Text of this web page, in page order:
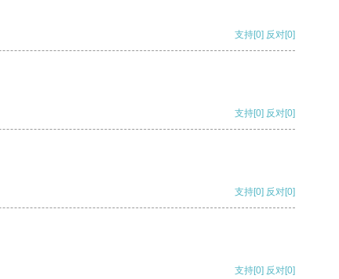
支持[0] 反对[0]
支持[0] 反对[0]
支持[0] 反对[0]
支持[0] 反对[0]